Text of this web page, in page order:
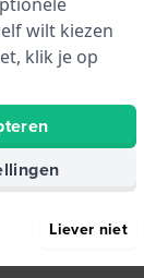
wilt kiezen
klik je op
Liever niet